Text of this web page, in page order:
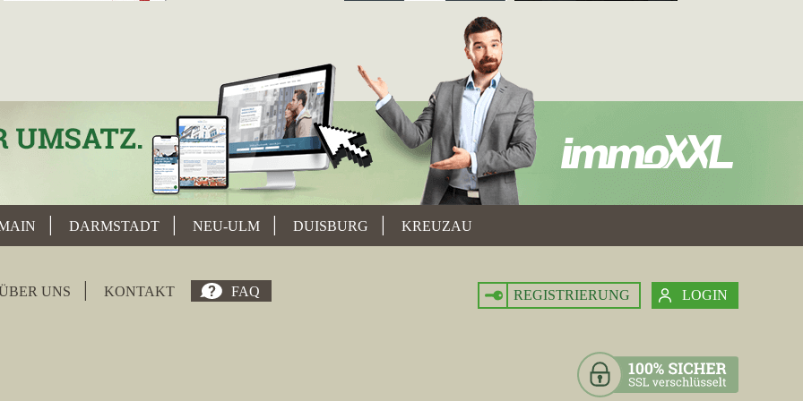
hat in der Woche vom 07.01.2025 inMurnau am Staffelseeihre bisher beste Platzierung erreicht.
von Platz 15 um 3 Ränge vorgerückt und befindet sich jetzt auf Position 12. Folgende
penzberg.de,gschwender-immobilien.de,betterhomes.de immobilien-franz-kilian.de
von 2,38 hat der Makler mit einer Steigerung um 0,65 in Murnau am Staffelseegewonnen.
in der Woche vom 16.12.2024 mit einem Zugewinn von 0,05
DARMSTADT NEU-ULM DUISBURG KREUZAU
UNS KONTAKT FAQ REGISTRIERUNG LOGIN